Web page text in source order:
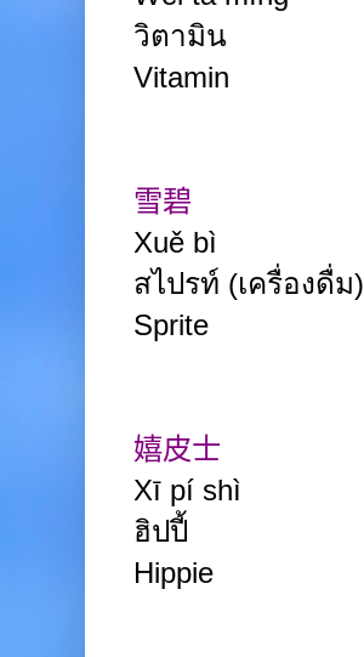
วิตามิน
Vitamin
雪碧
Xuě bì
สไปรท์ (เครื่องดื่ม)
Sprite
嬉皮士
Xī pí shì
ฮิปปี้
Hippie